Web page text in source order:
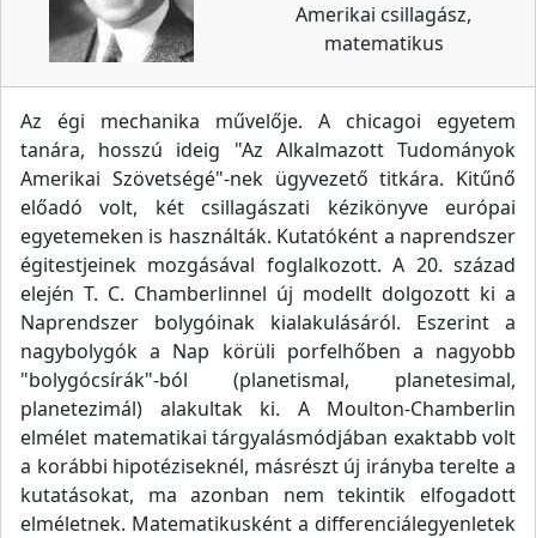
Amerikai csillagász,
matematikus
Az égi mechanika művelője. A chicagoi egyetem
tanára, hosszú ideig "Az Alkalmazott Tudományok
Amerikai Szövetségé"-nek ügyvezető titkára. Kitűnő
előadó volt, két csillagászati kézikönyve európai
egyetemeken is használták. Kutatóként a naprendszer
égitestjeinek mozgásával foglalkozott. A 20. század
elején T. C. Chamberlinnel új modellt dolgozott ki a
Naprendszer bolygóinak kialakulásáról. Eszerint a
nagybolygók a Nap körüli porfelhőben a nagyobb
"bolygócsírák"-ból (planetismal, planetesimal,
planetezimál) alakultak ki. A Moulton-Chamberlin
elmélet matematikai tárgyalásmódjában exaktabb volt
a korábbi hipotéziseknél, másrészt új irányba terelte a
kutatásokat, ma azonban nem tekintik elfogadott
elméletnek. Matematikusként a differenciálegyenletek